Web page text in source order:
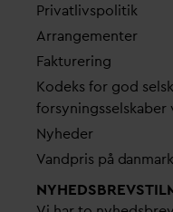
Privatlivspolitik
Arrangementer
Fakturering
Kodeks for god
forsyningsselskaber
Nyheder
Vandpris på d